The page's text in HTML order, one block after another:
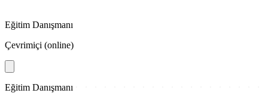
Eğitim Danışmanı
Çevrimiçi (online)
Eğitim Danışmanı